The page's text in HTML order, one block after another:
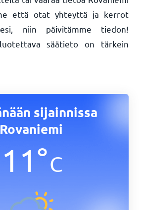
että otat yhteyttä ja kerrot
niin päivitämme tiedon!
säätieto on tärkein
sijainnissa
Rovaniemi
11°C